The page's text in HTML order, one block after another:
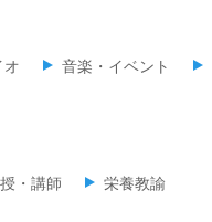
オ 音楽・イベント
・講師 栄養教諭